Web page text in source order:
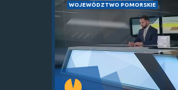
WOJEWÓDZTWO POMORSKIE